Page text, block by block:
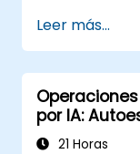
Aplicar
Leer más...
por IA:
optimización
21 Horas